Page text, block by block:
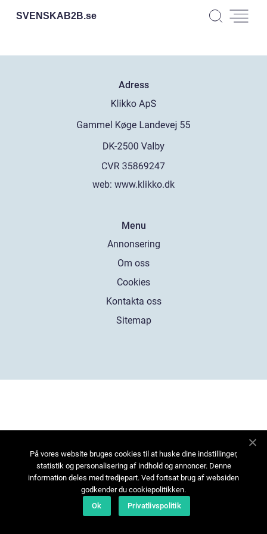
SVENSKAB2B.se
Adress
web: www.klikko.dk
Menu
Annonsering
Om oss
Cookies
Kontakta oss
Sitemap
På vores website bruges cookies til at huske dine indstillinger,
statistik og personalisering af indhold og annoncer. Denne
information deles med tredjepart. Ved fortsat brug af websiden
godkender du cookiepolitikken.
Ok
Privatlivspolitik